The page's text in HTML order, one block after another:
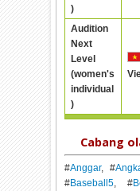
)
Audition
Next
Level
(women's
individual
)
Cabang
#Anggar, #
#Baseball5 , #